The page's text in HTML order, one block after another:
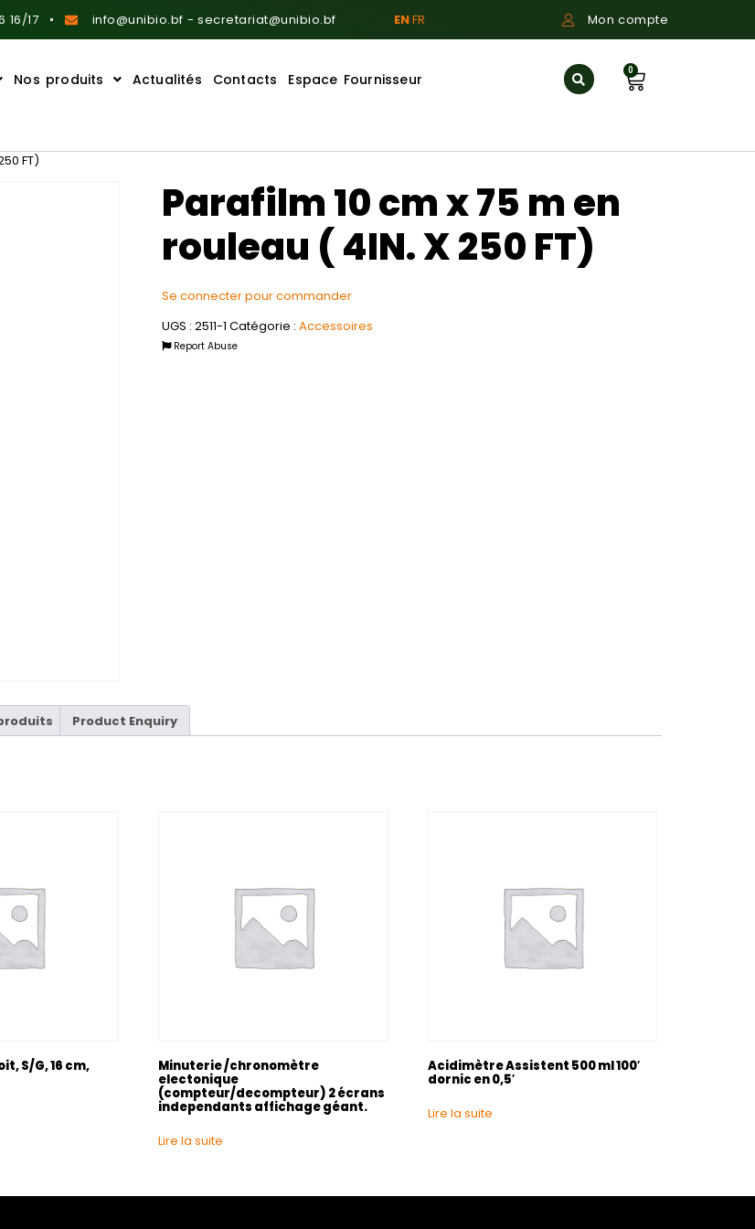
16/17 info@unibio.bf - secretariat@unibio.bf ENFR Mon compte
Nos produits Actualités Contacts Espace Fournisseur
0
FT)
Parafilm 10 cm x 75 m en
rouleau ( 4IN. X 250 FT)
Se connecter pour commander
UGS : 2511-1 Catégorie : Accessoires
Report Abuse
Product Enquiry
S/G, 16 cm, Minuterie /chronomètre
electonique
(compteur/decompteur) 2 écrans
independants affichage géant.
Lire la suite
Acidimètre Assistent 500 ml 100′
dornic en 0,5′
Lire la suite